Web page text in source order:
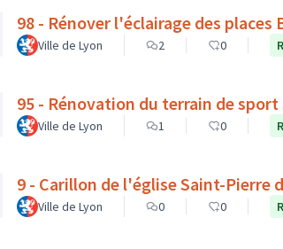
98 - Rénover l'éclairage des
Ville de Lyon 2 0
95 - Rénovation du terrain de
Ville de Lyon 1 0
9 - Carillon de l'église Saint-Pierre
Ville de Lyon 0 0